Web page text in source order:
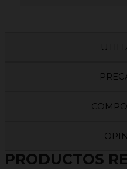
PRODUCTOS